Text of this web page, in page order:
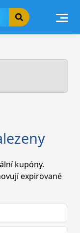
kupóny.
expirované